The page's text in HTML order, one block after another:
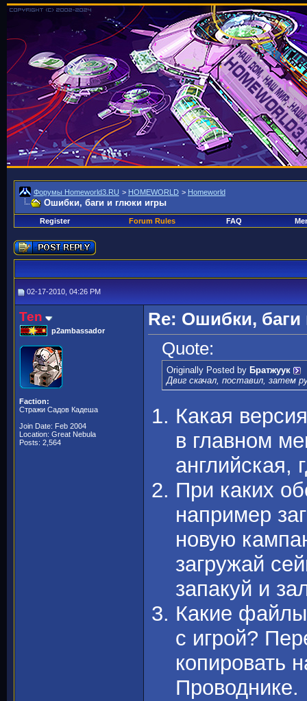
Форумы Homeworld3.RU > HOMEWORLD > Homeworld
Ошибки, баги и глюки игры
Register Forum Rules FAQ
02-17-2010, 04:26 PM
Ten
p2ambassador
Faction:
Стражи Садов Кадеша
Join Date: Feb 2004
Location: Great Nebula
Posts: 2,564
Re: Ошибки,
Quote:
Originally Posted by Братжуук
Двиг скачал, поставил, затем
Какая
в главном
английская,
При каких
например
новую
загружай
запакуй и
Какие файлы
с игрой?
копировать
Проводнике.